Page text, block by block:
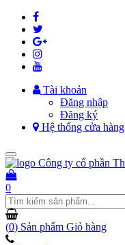
Tài khoản
Đăng nhập
Đăng ký
Hệ thống cửa hàng
Toggle
navigation
0
(0) Sản phẩm Giỏ hàng